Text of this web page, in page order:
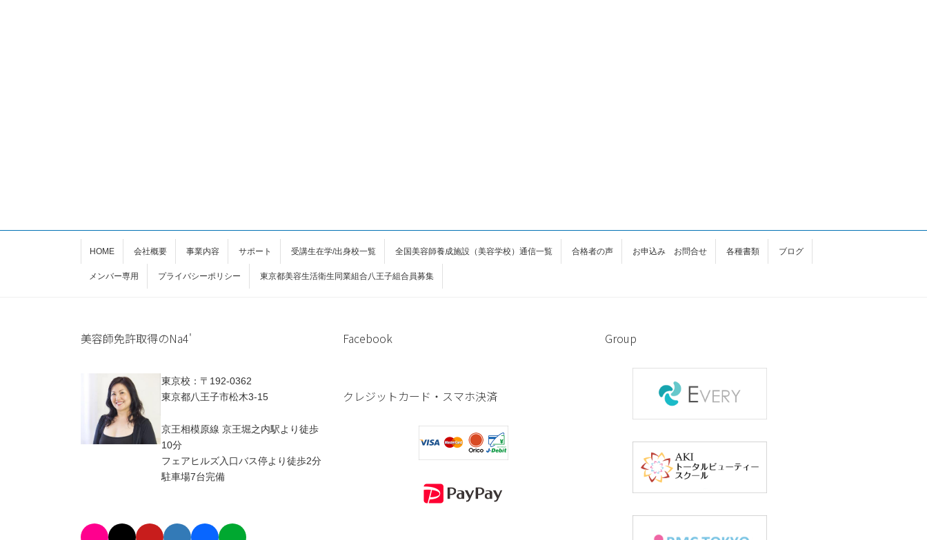
HOME 会社概要 事業内容 サポート 受講生在学/出身校一覧 全国美容師養成施設（美容学校）通信一覧 合格者の声 お申込み お問合せ 各種書類 ブログ
メンバー専用 プライバシーポリシー 東京都美容生活衛生同業組合八王子組合員募集
美容師免許取得のNa4'
東京校：〒192-0362
東京都八王子市松木3-15
京王相模原線 京王堀之内駅より徒歩
10分
フェアヒルズ入口バス停より徒歩2分
駐車場7台完備
Facebook
クレジットカード・スマホ決済
Group